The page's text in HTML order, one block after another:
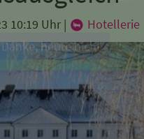
10:19 Uhr | Hotellerie
Newsletter erhalten
(gegen 8.30 Uhr)
zur